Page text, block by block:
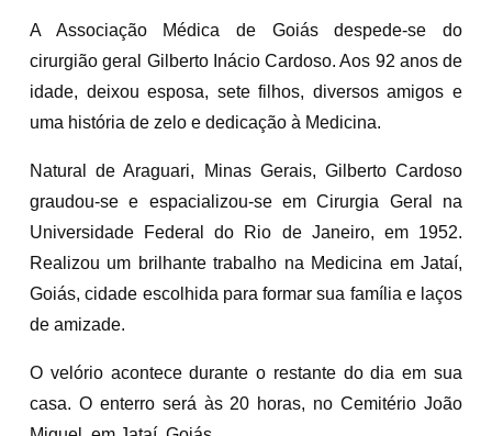
A Associação Médica de Goiás despede-se do
cirurgião geral Gilberto Inácio Cardoso. Aos 92 anos de
idade, deixou esposa, sete filhos, diversos amigos e
uma história de zelo e dedicação à Medicina.
Natural de Araguari, Minas Gerais, Gilberto Cardoso
graudou-se e espacializou-se em Cirurgia Geral na
Universidade Federal do Rio de Janeiro, em 1952.
Realizou um brilhante trabalho na Medicina em Jataí,
Goiás, cidade escolhida para formar sua família e laços
de amizade.
O velório acontece durante o restante do dia em sua
casa. O enterro será às 20 horas, no Cemitério João